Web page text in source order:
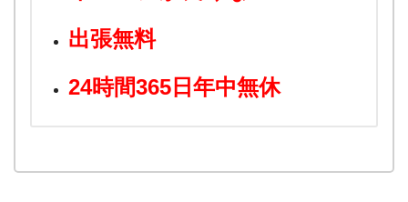
出張無料
24時間365日年中無休